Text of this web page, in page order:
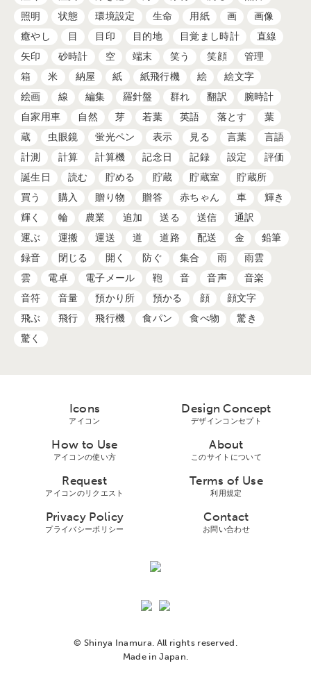
照明
状態 環境設定 生命 用紙 画
画像
癒やし
目 目印 目的地 目覚まし時計
直線
矢印
砂時計 空 端末 笑う 笑顔
管理
箱
米 納屋 紙 紙飛行機 絵
絵文字
絵画
線 編集 羅針盤 群れ 翻訳
腕時計
自家用車
自然 芽 若葉 英語 落とす
葉
蔵
虫眼鏡 蛍光ペン 表示 見る 言葉
言語
計測
計算 計算機 記念日 記録 設定
評価
誕生日
読む 貯める 貯蔵 貯蔵室
貯蔵所
買う
購入 贈り物 贈答 赤ちゃん 車
輝き
輝く
輪 農業 追加 送る 送信
通訳
運ぶ
運搬 運送 道 道路 配送 金
鉛筆
録音
閉じる 開く 防ぐ 集合 雨
雨雲
雲
電卓 電子メール 鞄 音 音声
音楽
音符
音量 預かり所 預かる 顔
顔文字
飛ぶ
飛行 飛行機 食パン 食べ物
驚き
驚く
Icons
アイコン
Design Concept
デザインコンセプト
How to Use
アイコンの使い方
About
このサイトについて
Request
アイコンのリクエスト
Terms of Use
利用規定
Privacy Policy
プライバシーボリシー
Contact
お問い合わせ
© Shinya Inamura. All rights reserved.
Made in Japan.